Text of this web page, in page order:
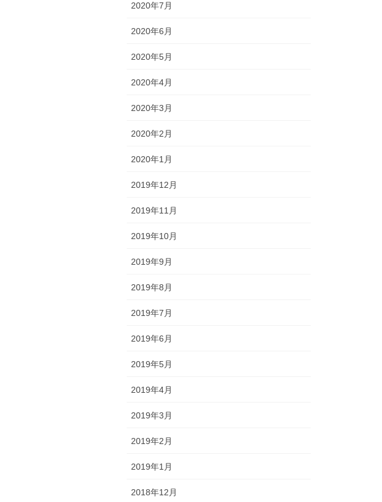
2020年7月
2020年6月
2020年5月
2020年4月
2020年3月
2020年2月
2020年1月
2019年12月
2019年11月
2019年10月
2019年9月
2019年8月
2019年7月
2019年6月
2019年5月
2019年4月
2019年3月
2019年2月
2019年1月
2018年12月